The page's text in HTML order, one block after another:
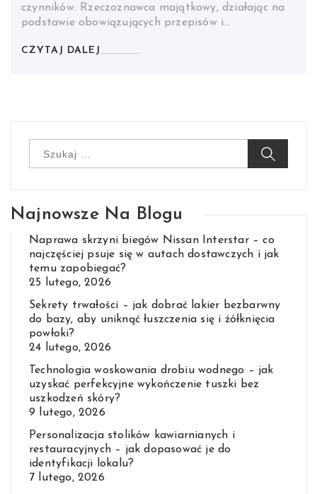
czynników. Rzeczoznawca majątkowy, działając na
podstawie obowiązujących przepisów i…
CZYTAJ DALEJ
Najnowsze Na Blogu
Naprawa skrzyni biegów Nissan Interstar – co
najczęściej psuje się w autach dostawczych i jak
temu zapobiegać?
25 lutego, 2026
Sekrety trwałości – jak dobrać lakier bezbarwny
do bazy, aby uniknąć łuszczenia się i żółknięcia
powłoki?
24 lutego, 2026
Technologia woskowania drobiu wodnego – jak
uzyskać perfekcyjne wykończenie tuszki bez
uszkodzeń skóry?
9 lutego, 2026
Personalizacja stolików kawiarnianych i
restauracyjnych – jak dopasować je do
identyfikacji lokalu?
7 lutego, 2026